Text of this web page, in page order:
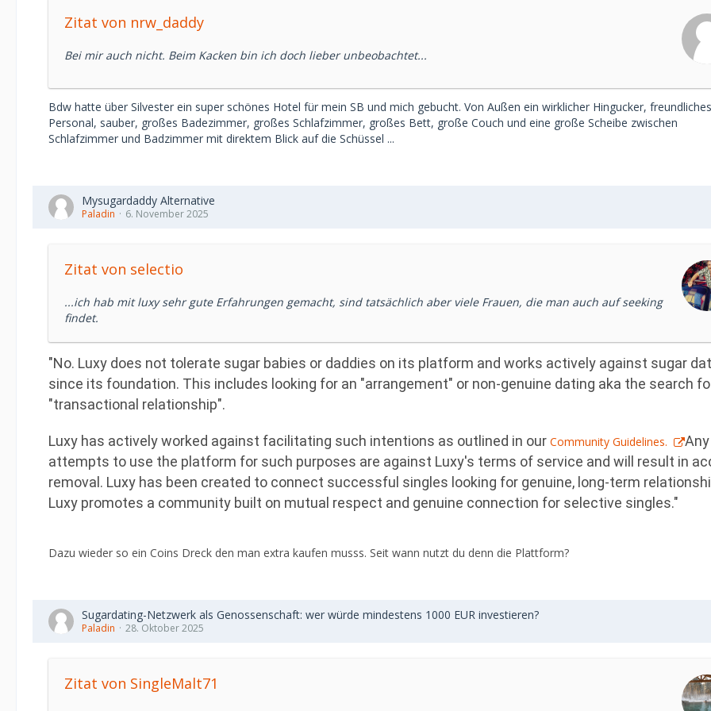
Zitat von nrw_daddy
Bei mir auch nicht. Beim Kacken bin ich doch lieber unbeobachtet...
Bdw hatte über Silvester ein super schönes Hotel für mein SB und mich gebucht. Von Außen ein wirklicher Hingucker, freundliches
Personal, sauber, großes Badezimmer, großes Schlafzimmer, großes Bett, große Couch und eine große Scheibe zwischen
Schlafzimmer und Badzimmer mit direktem Blick auf die Schüssel ...
Mysugardaddy Alternative
Paladin 6. November 2025
Zitat von selectio
...ich hab mit luxy sehr gute Erfahrungen gemacht, sind tatsächlich aber viele Frauen, die man auch auf seeking
findet.
"No. Luxy does not tolerate sugar babies or daddies on its platform and works actively against sugar
since its foundation. This includes looking for an "arrangement" or non-genuine dating aka the search
"transactional relationship".
Luxy has actively worked against facilitating such intentions as outlined in our Community Guidelines.
Any
attempts to use the platform for such purposes are against Luxy's terms of service and will result in
removal. Luxy has been created to connect successful singles looking for genuine, long-term
Luxy promotes a community built on mutual respect and genuine connection for selective singles."
Dazu wieder so ein Coins Dreck den man extra kaufen musss. Seit wann nutzt du denn die Plattform?
Sugardating-Netzwerk als Genossenschaft: wer würde mindestens 1000 EUR investieren?
Paladin 28. Oktober 2025
Zitat von SingleMalt71